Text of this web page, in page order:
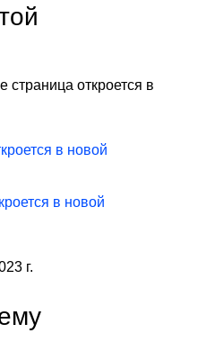
страница откроется в
в новой
в новой
г.